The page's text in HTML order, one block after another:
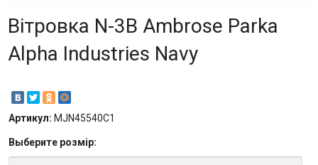
Вітровка N-3B Ambrose Parka
Alpha Industries Navy
Артикул: MJN45540C1
Выберите розмір: